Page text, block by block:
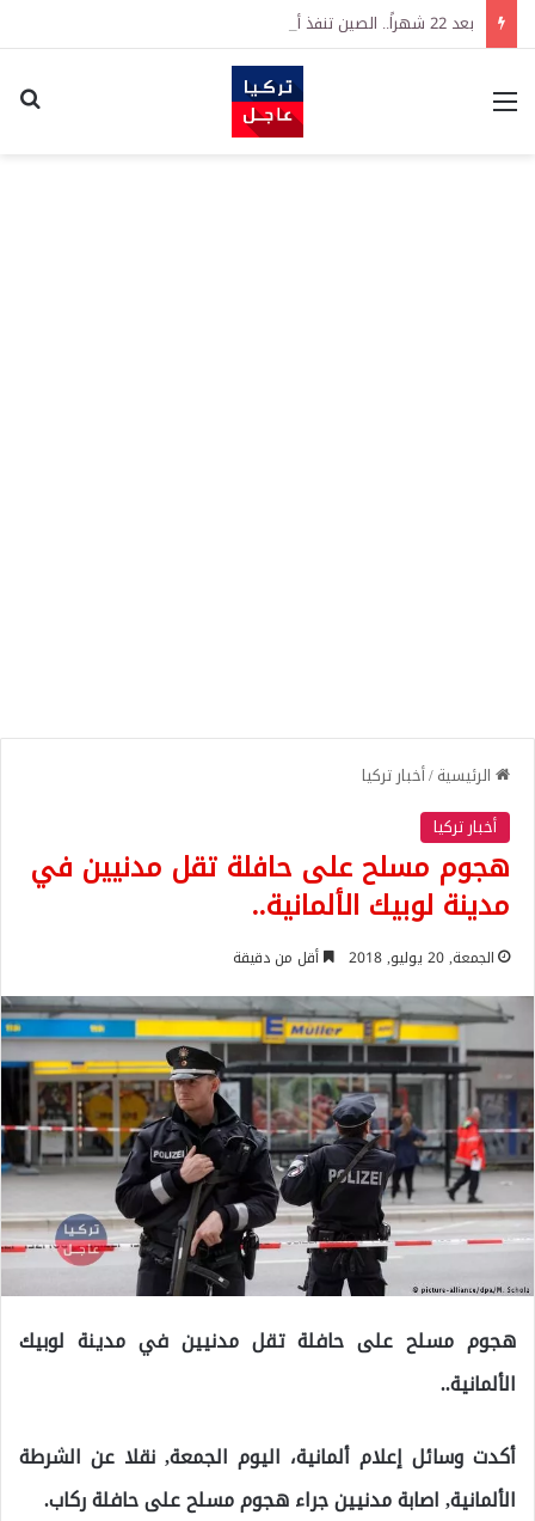
القائمة
الرئيسية/أخبار تركيا
أخبار تركيا
هجوم مسلح على حافلة تقل مدنيين في
مدينة لوبيك الألمانية..
الجمعة, 20 يوليو, 2018 أقل من دقيقة
هجوم مسلح على حافلة تقل مدنيين في مدينة لوبيك
الألمانية..
أكدت وسائل إعلام ألمانية، اليوم الجمعة, نقلا عن الشرطة
الألمانية, اصابة مدنيين جراء هجوم مسلح على حافلة ركاب.